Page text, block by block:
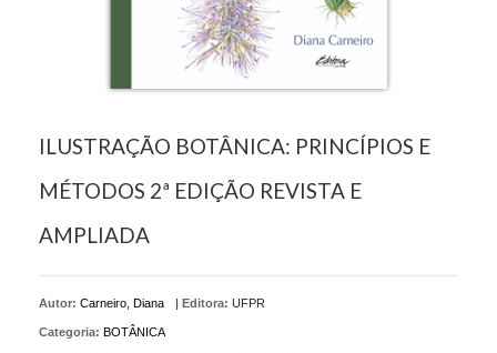
ILUSTRAÇÃO BOTÂNICA: PRINCÍPIOS E
MÉTODOS 2ª EDIÇÃO REVISTA E
AMPLIADA
Autor: Carneiro, Diana Editora: UFPR
Categoria: BOTÂNICA